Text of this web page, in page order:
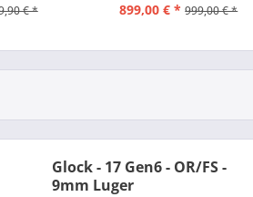
€ * 899,00 € * 999,00 € *
Glock - 17 Gen6 - OR/FS -
9mm Luger